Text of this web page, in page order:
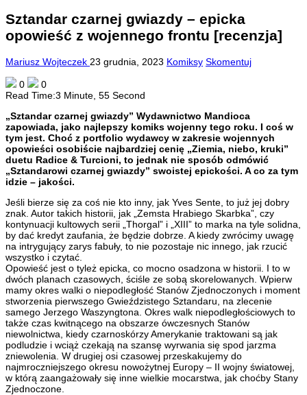
Sztandar czarnej gwiazdy – epicka
opowieść z wojennego frontu [recenzja]
Mariusz Wojteczek 23 grudnia, 2023 Komiksy Skomentuj
0
0
Read Time:3 Minute, 55 Second
„Sztandar czarnej gwiazdy” Wydawnictwo Mandioca
zapowiada, jako najlepszy komiks wojenny tego roku. I coś w
tym jest. Choć z portfolio wydawcy w zakresie wojennych
opowieści osobiście najbardziej cenię „Ziemia, niebo, kruki”
duetu Radice & Turcioni, to jednak nie sposób odmówić
„Sztandarowi czarnej gwiazdy” swoistej epickości. A co za tym
idzie – jakości.
Jeśli bierze się za coś nie kto inny, jak Yves Sente, to już jej dobry
znak. Autor takich historii, jak „Zemsta Hrabiego Skarbka”, czy
kontynuacji kultowych serii „Thorgal” i „XIII” to marka na tyle solidna,
by dać kredyt zaufania, że będzie dobrze. A kiedy zwrócimy uwagę
na intrygujący zarys fabuły, to nie pozostaje nic innego, jak rzucić
wszystko i czytać.
Opowieść jest o tyleż epicka, co mocno osadzona w historii. I to w
dwóch planach czasowych, ściśle ze sobą skorelowanych. Wpierw
mamy okres walki o niepodległość Stanów Zjednoczonych i moment
stworzenia pierwszego Gwieździstego Sztandaru, na zlecenie
samego Jerzego Waszyngtona. Okres walk niepodległościowych to
także czas kwitnącego na obszarze ówczesnych Stanów
niewolnictwa, kiedy czarnoskórzy Amerykanie traktowani są jak
podludzie i wciąż czekają na szansę wyrwania się spod jarzma
zniewolenia. W drugiej osi czasowej przeskakujemy do
najmroczniejszego okresu nowożytnej Europy – II wojny światowej,
w którą zaangażowały się inne wielkie mocarstwa, jak choćby Stany
Zjednoczone.